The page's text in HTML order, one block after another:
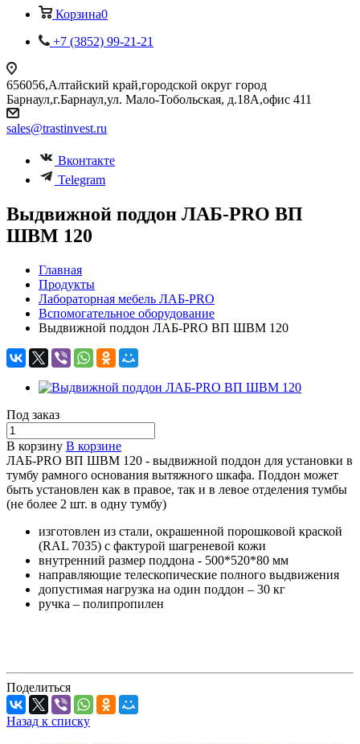
Корзина0
+7 (3852) 99-21-21
656056,Алтайский край,городской округ город
Барнаул,г.Барнаул,ул. Мало-Тобольская, д.18А,офис 411
sales@trastinvest.ru
Вконтакте
Telegram
Выдвижной поддон ЛАБ-PRO ВП
ШВМ 120
Главная
Продукты
Лабораторная мебель ЛАБ-PRO
Вспомогательное оборудование
Выдвижной поддон ЛАБ-PRO ВП ШВМ 120
Под заказ
В корзину В корзине
ЛАБ-PRO ВП ШВМ 120 - выдвижной поддон для установки в
тумбу рамного основания вытяжного шкафа. Поддон может
быть установлен как в правое, так и в левое отделения тумбы
(не более 2 шт. в одну тумбу)
изготовлен из стали, окрашенной порошковой краской
(RAL 7035) с фактурой шагреневой кожи
внутренний размер поддона - 500*520*80 мм
направляющие телескопические полного выдвижения
допустимая нагрузка на один поддон – 30 кг
ручка – полипропилен
Поделиться
Назад к списку